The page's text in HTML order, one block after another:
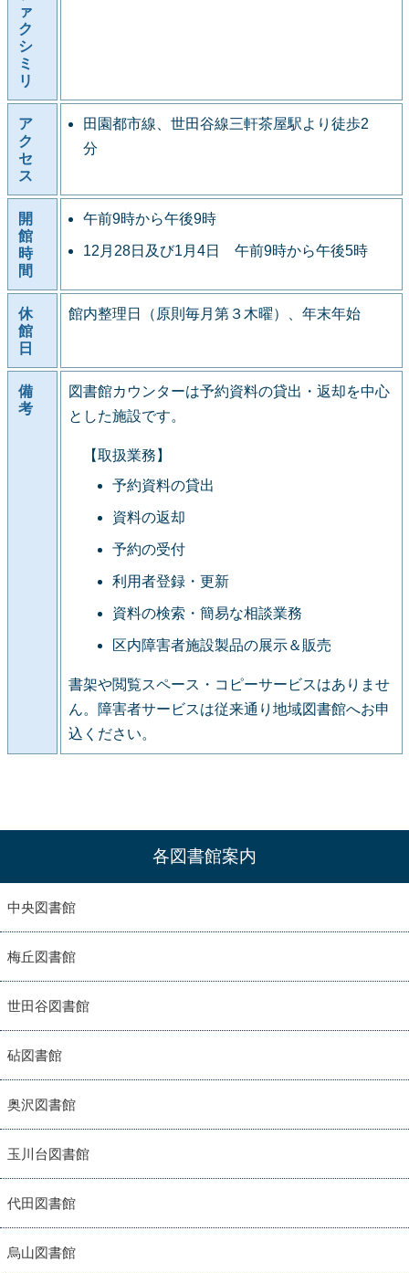
ァ
ク
シ
ミ
リ
ア
ク
セ
ス
田園都市線、世田谷線三軒茶屋駅より徒歩2
分
開
館
時
間
午前9時から午後9時
12月28日及び1月4日 午前9時から午後5時
休
館
日
館内整理日（原則毎月第３木曜）、年末年始
備
考
図書館カウンターは予約資料の貸出・返却を中心
とした施設です。
【取扱業務】
予約資料の貸出
資料の返却
予約の受付
利用者登録・更新
資料の検索・簡易な相談業務
区内障害者施設製品の展示＆販売
書架や閲覧スペース・コピーサービスはありませ
ん。障害者サービスは従来通り地域図書館へお申
込ください。
各図書館案内
中央図書館
梅丘図書館
世田谷図書館
砧図書館
奥沢図書館
玉川台図書館
代田図書館
烏山図書館